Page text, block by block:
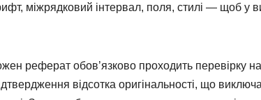
міжрядковий інтервал, поля, стилі — щоб у
реферат обов’язково проходить перевірку
відсотка оригінальності, що